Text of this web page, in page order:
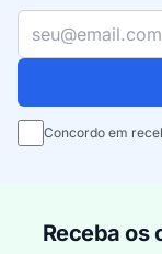
Seu e-mail
Concordo em
Receba os